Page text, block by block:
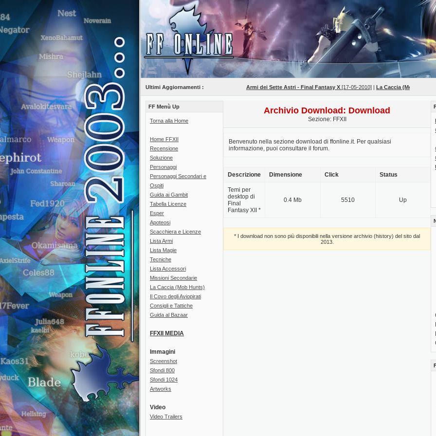
Ultimi Aggiornamenti : Armi dei Sette Astri - Final Fantasy X[17-05-2010]|La Caccia (Mob Hunts) -
FF Menù Up
Torna alla Home
Home FFXII
Recensione
Soluzione
Personaggi
Personaggi Secondari e
Ospiti
Guida ai Gambit
Tabella Licenze
Esper
Apoteosi
Scacchiera e Licenze
Lista Armi
Lista Magie
Tecniche
Lista Accessori
Missioni Secondarie
La Caccia (Mob Hunts)
Il Covo degli Aviopirati
Consigli e Tattiche
Guida al Bazaar
FFXII MEDIA
Immagini
Screenshot
Sfondi 800
Sfondi 1024
Artworks
Video
Video Trailers
Archivio Download: Download
Sezione: FFXII
Benvenuto nella sezione download di ffonline.it. Per qualsiasi
informazione, puoi consultare il forum.
Descrizione Dimensione Click Status
Temi per
desktop di
Final
Fantasy XII *
0.4 Mb 5510 Up
* I download non sono più disponibili nella versione archivio (history) del sito dal
2013.